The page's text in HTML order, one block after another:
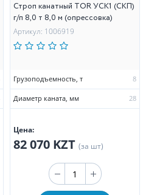
Строп канатный TOR УСК1 (СКП)
г/п 8,0 т 8,0 м (опрессовка)
Артикул: 1006919
Грузоподъемность, т 8
Диаметр каната, мм 28
Цена:
82 070 KZT (за шт)